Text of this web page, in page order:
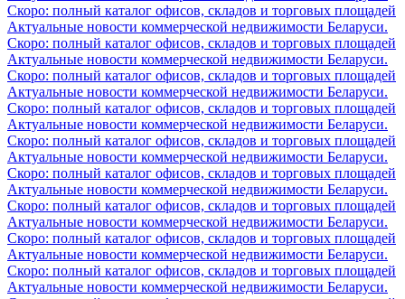
Скоро: полный каталог офисов, складов и торговых площадей
Актуальные новости коммерческой недвижимости Беларуси.
Скоро: полный каталог офисов, складов и торговых площадей
Актуальные новости коммерческой недвижимости Беларуси.
Скоро: полный каталог офисов, складов и торговых площадей
Актуальные новости коммерческой недвижимости Беларуси.
Скоро: полный каталог офисов, складов и торговых площадей
Актуальные новости коммерческой недвижимости Беларуси.
Скоро: полный каталог офисов, складов и торговых площадей
Актуальные новости коммерческой недвижимости Беларуси.
Скоро: полный каталог офисов, складов и торговых площадей
Актуальные новости коммерческой недвижимости Беларуси.
Скоро: полный каталог офисов, складов и торговых площадей
Актуальные новости коммерческой недвижимости Беларуси.
Скоро: полный каталог офисов, складов и торговых площадей
Актуальные новости коммерческой недвижимости Беларуси.
Скоро: полный каталог офисов, складов и торговых площадей
Актуальные новости коммерческой недвижимости Беларуси.